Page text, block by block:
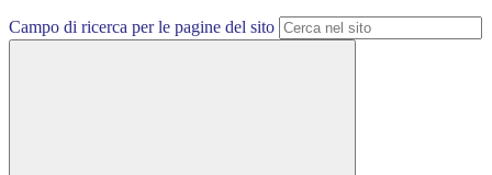
Campo di ricerca per le pagine del sito